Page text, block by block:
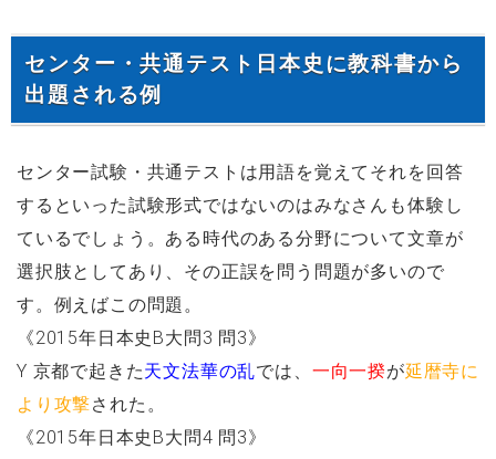
センター・共通テスト日本史に教科書から
出題される例
センター試験・共通テストは用語を覚えてそれを回答
するといった試験形式ではないのはみなさんも体験し
ているでしょう。ある時代のある分野について文章が
選択肢としてあり、その正誤を問う問題が多いので
す。例えばこの問題。
《2015年日本史B大問3 問3》
Y 京都で起きた天文法華の乱では、 一向一揆が延暦寺に
より攻撃された。
《2015年日本史B大問4 問3》